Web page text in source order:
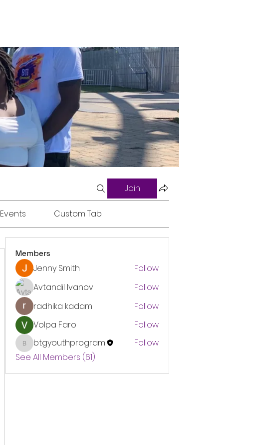
Join
Events Custom Tab
Members
Jenny Smith
Follow
Avtandil Ivanov
Follow
radhika kadam
Follow
Volpa Faro
Follow
btgyouthprogram
btgyouthprogram
Follow
See All Members (61)